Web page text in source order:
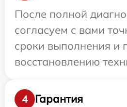
После полной
согласуем с вами
сроки выполнения и
восстановлению
4
Гарантия